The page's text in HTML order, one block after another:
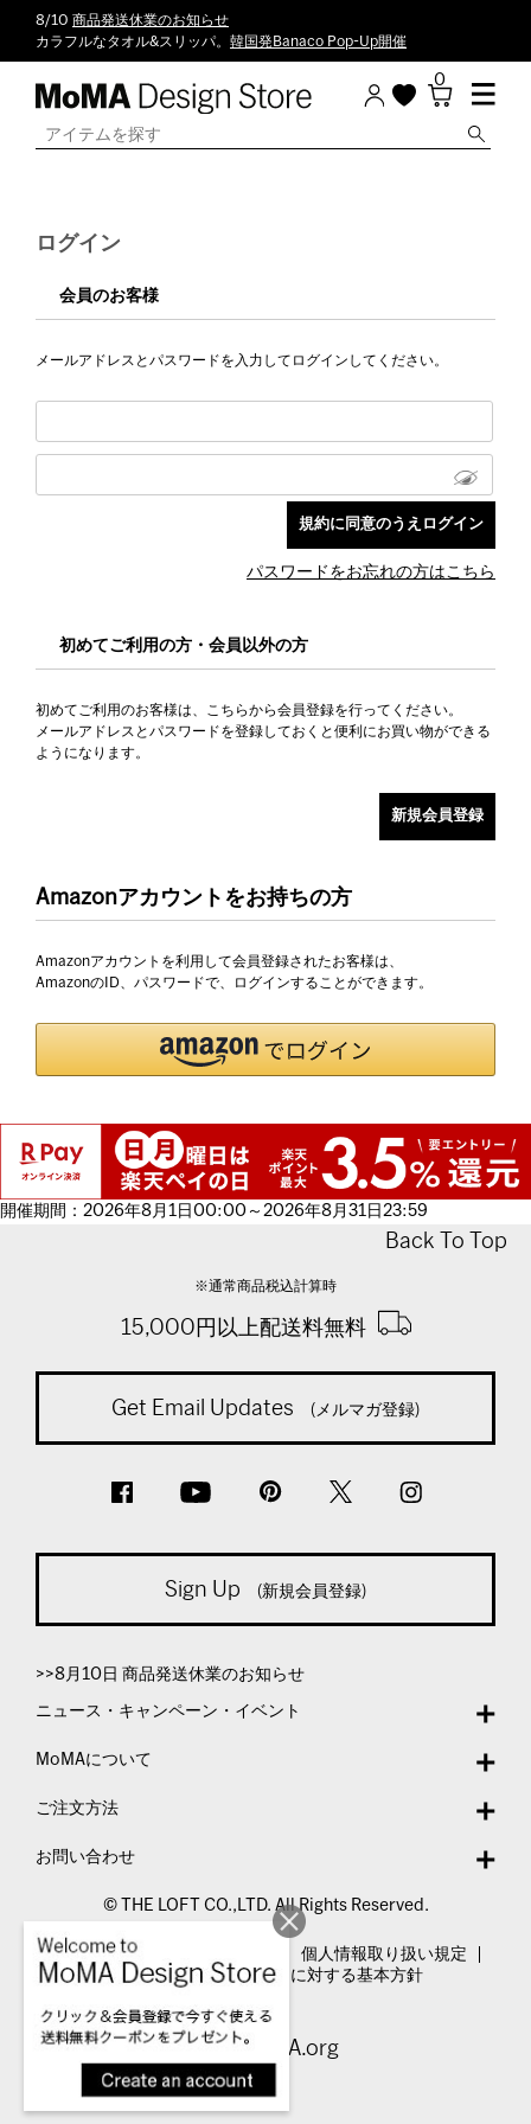
8/10 商品発送休業のお知らせ
カラフルなタオル&スリッパ。 韓国発Banaco Pop-Up開催
0
ログイン
会員のお客様
メールアドレスとパスワードを入力してログインしてください。
パスワードをお忘れの方はこちら
初めてご利用の方・会員以外の方
初めてご利用のお客様は、こちらから会員登録を行ってください。
メールアドレスとパスワードを登録しておくと便利にお買い物ができる
ようになります。
Amazonアカウントをお持ちの方
Amazonアカウントを利用して会員登録されたお客様は、
AmazonのID、パスワードで、ログインすることができます。
開催期間：2026年8月1日00:00～2026年8月31日23:59
Back To Top
※通常商品税込計算時
15,000円以上配送料無料
Get Email Updates (メルマガ登録)
Sign Up (新規会員登録)
>>8月10日 商品発送休業のお知らせ
ニュース・キャンペーン・イベント
MoMAについて
ご注文方法
お問い合わせ
© THE LOFT CO.,LTD. All Rights Reserved.
特定商取引法表示
個人情報取り扱い規定
カスタマーハラスメントに対する基本方針
Visit MoMA.org